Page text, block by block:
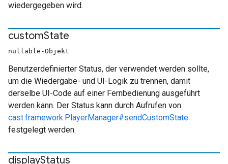
wiedergegeben wird.
customState
nullable-Objekt
Benutzerdefinierter Status, der verwendet werden sollte,
um die Wiedergabe- und UI-Logik zu trennen, damit
derselbe UI-Code auf einer Fernbedienung ausgeführt
werden kann. Der Status kann durch Aufrufen von
cast.framework.PlayerManager#sendCustomState
festgelegt werden.
displayStatus